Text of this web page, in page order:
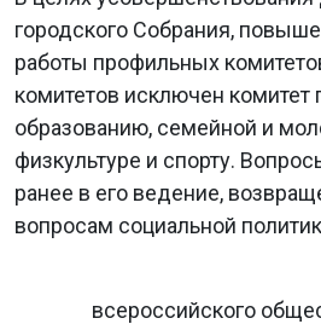
городского Собрания,
работы профильных
комитетов исключен комитет
образованию, семейной и
физкультуре и спорту.
ранее в его ведение,
вопросам социальной
всероссийского